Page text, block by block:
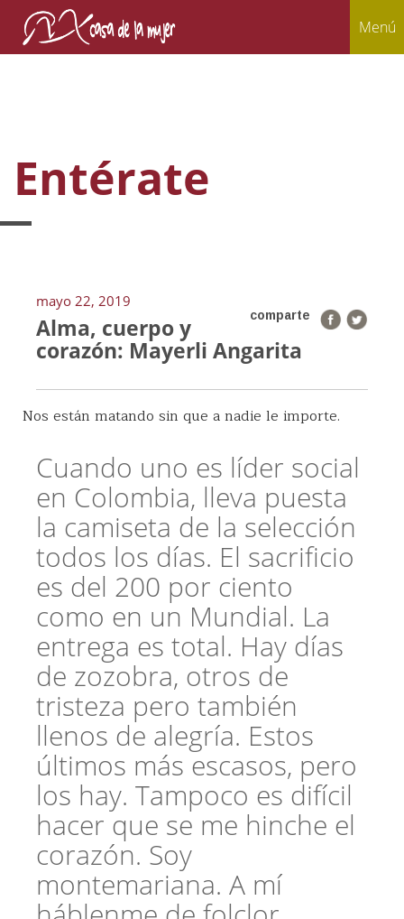
Menú
Entérate
mayo 22, 2019
comparte
Alma, cuerpo y
corazón: Mayerli Angarita
Nos están matando sin que a nadie le importe.
Cuando uno es líder social
en Colombia, lleva puesta
la camiseta de la selección
todos los días. El sacrificio
es del 200 por ciento
como en un Mundial. La
entrega es total. Hay días
de zozobra, otros de
tristeza pero también
llenos de alegría. Estos
últimos más escasos, pero
los hay. Tampoco es difícil
hacer que se me hinche el
corazón. Soy
montemariana. A mí